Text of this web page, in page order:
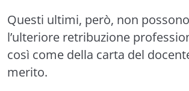
Questi ultimi, però, non
l’ulteriore retribuzione
così come della carta del
merito.